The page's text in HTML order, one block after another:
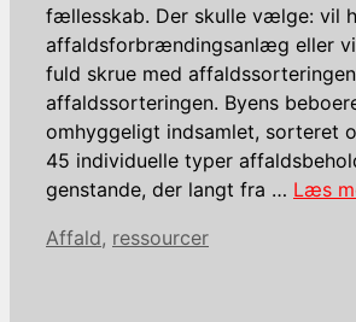
fællesskab. Der skulle vælge: vil
affaldsforbrændingsanlæg eller
fuld skrue med
affaldssorteringen. Byens
omhyggeligt indsamlet, sorteret
45 individuelle typer
genstande, der langt fra … Læs
Kategorier
Affald, ressourcer